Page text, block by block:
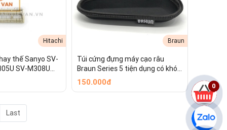
Izumi IZF-V56. Việc sử dụng đúng
tuổi thọ cho cả lưỡi cắt bên trong và
Hitachi
thế Sanyo SV-
SV-M308U
Braun
Túi cứng đựng máy cạo râu
Braun Series 5 tiện dụng có khóa
kéo mang theo du lịch
150.000đ
Last
0